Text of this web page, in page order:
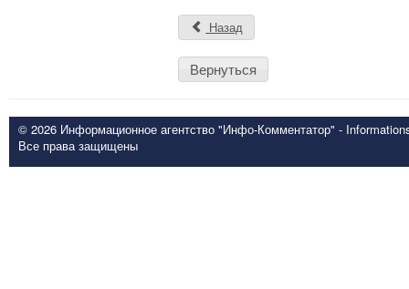
Назад
Вернуться
© 2026 Информационное агентство "Инфо-Комментатор" -
Все права защищены